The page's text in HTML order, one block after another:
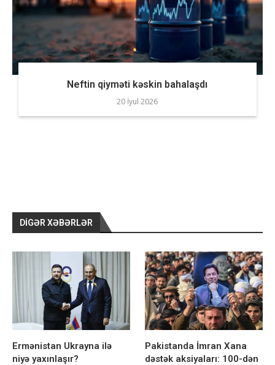
Neftin qiyməti kəskin bahalaşdı
20 İyul 2026
DIGƏR XƏBƏRLƏR
Ermənistan Ukrayna ilə
niyə yaxınlaşır?
Pakistanda İmran Xana
dəstək aksiyaları: 100-dən